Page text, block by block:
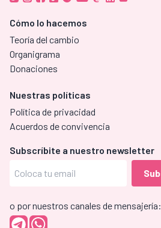
Cómo lo hacemos
Teoría del cambio
Organigrama
Donaciones
Nuestras políticas
Política de privacidad
Acuerdos de convivencia
Subscríbite a nuestro newsletter
o por nuestros canales de mensajería: